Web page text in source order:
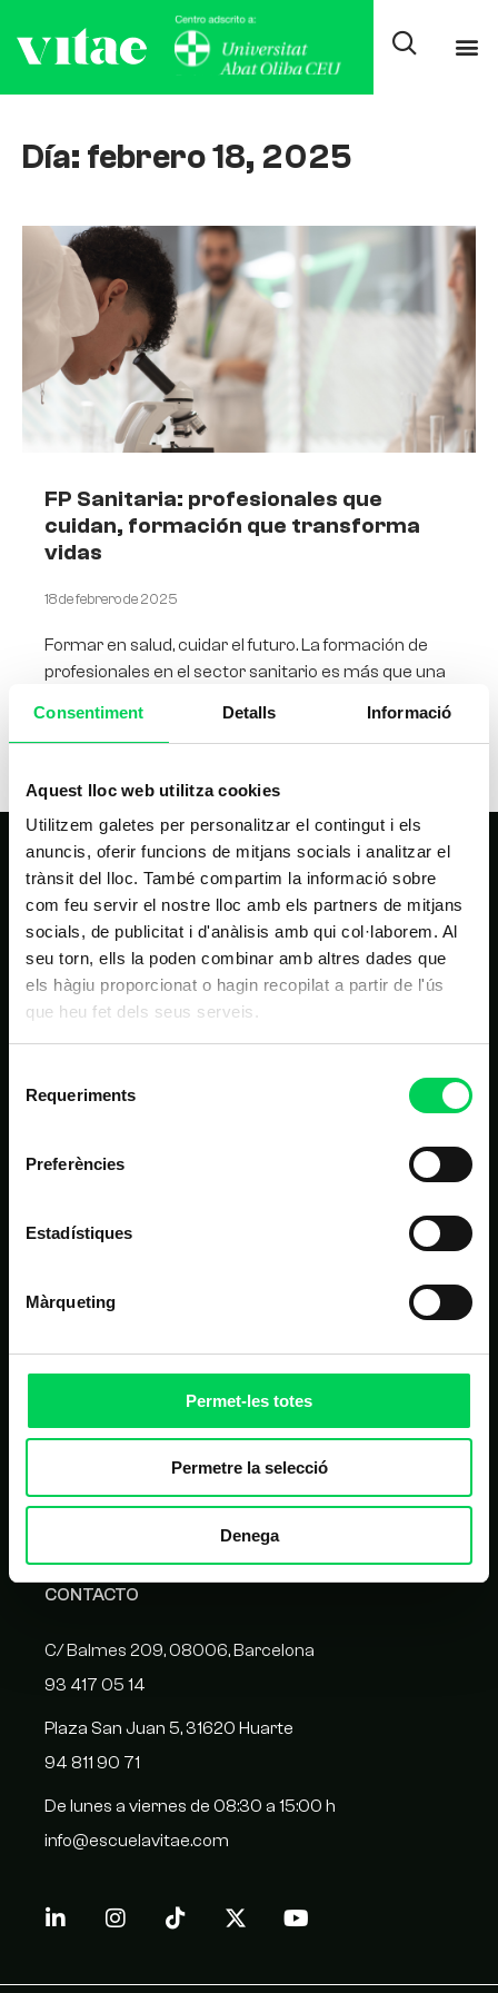
Consentiment Detalls Informació
Aquest lloc web utilitza cookies
Utilitzem galetes per personalitzar el contingut i els
anuncis, oferir funcions de mitjans socials i analitzar el
trànsit del lloc. També compartim la informació sobre
com feu servir el nostre lloc amb els partners de mitjans
socials, de publicitat i d'anàlisis amb qui col·laborem. Al
seu torn, ells la poden combinar amb altres dades que
els hàgiu proporcionat o hagin recopilat a partir de l'ús
que heu fet dels seus serveis.
Requeriments
Preferències
Estadístiques
Màrqueting
Permet-les totes
Permetre la selecció
Denega
Día: febrero 18, 2025
FP Sanitaria: profesionales que
cuidan, formación que transforma
vidas
18 de febrero de 2025
Formar en salud, cuidar el futuro. La formación de
profesionales en el sector sanitario es más que una
NAVEGACIÓN PRINCIPAL
Estudios
Alumnos
Contacto
Campus virtual
Homologación de proveedores
CONTACTO
C/ Balmes 209, 08006, Barcelona
93 417 05 14
Plaza San Juan 5, 31620 Huarte
94 811 90 71
De lunes a viernes de 08:30 a 15:00 h
info@escuelavitae.com